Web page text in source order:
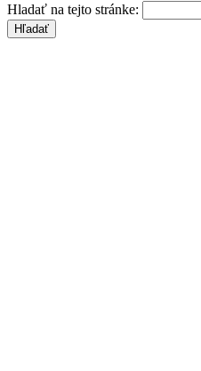
Hladať na tejto stránke: